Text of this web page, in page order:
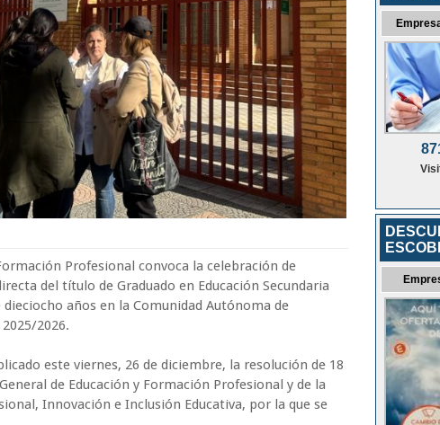
Profesional convoca la celebración de
del título de Graduado en Educación Secundaria
años en la Comunidad Autónoma de
2026.
este viernes, 26 de diciembre, la resolución de 18
de Educación y Formación Profesional y de la
Innovación e Inclusión Educativa, por la que se